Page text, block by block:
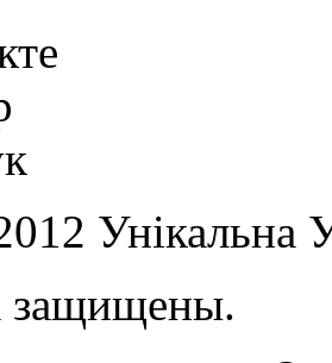
Унікальна
защищены.